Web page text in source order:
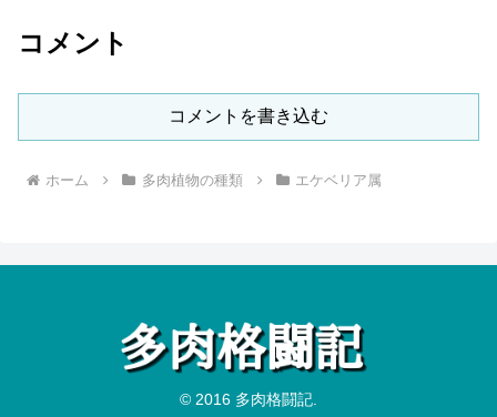
コメント
コメントを書き込む
ホーム 多肉植物の種類 エケベリア属
© 2016 多肉格闘記.